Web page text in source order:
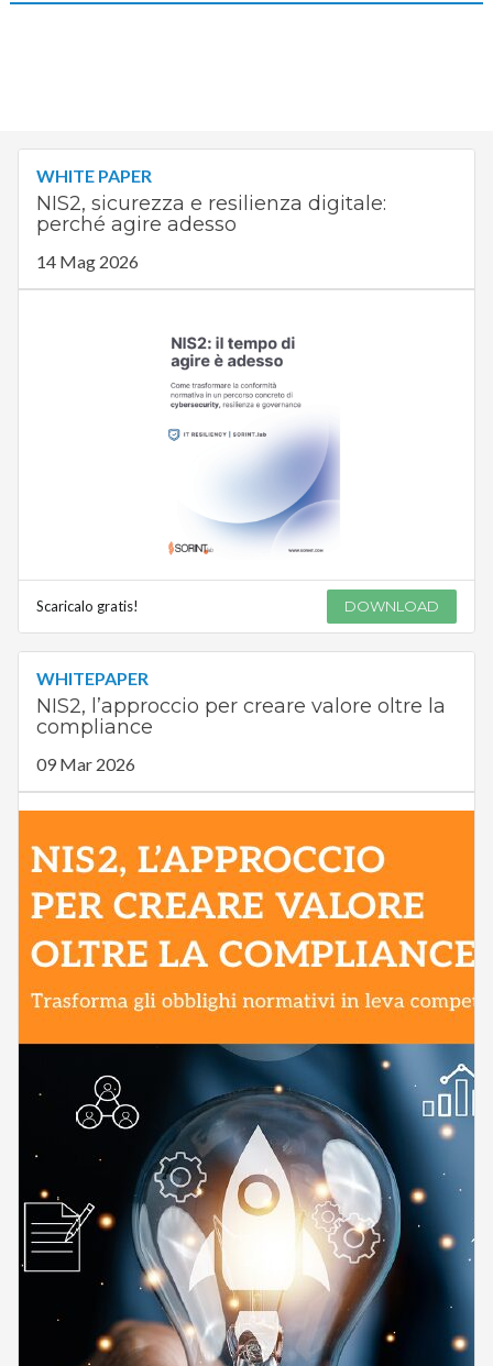
WHITE PAPER
NIS2, sicurezza e resilienza digitale:
perché agire adesso
14 Mag 2026
Scaricalo gratis! DOWNLOAD
WHITEPAPER
NIS2, l’approccio per creare valore oltre la
compliance
09 Mar 2026